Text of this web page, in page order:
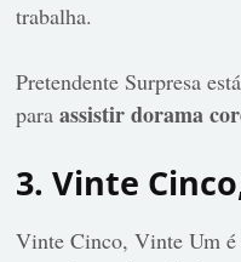
trabalha.
Pretendente Surpresa
paraassistir dorama
3. Vinte
Vinte Cinco, Vinte Um é